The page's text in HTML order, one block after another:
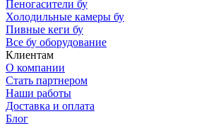
Пеногасители бу
Холодильные камеры бу
Пивные кеги бу
Все бу оборудование
Клиентам
О компании
Стать партнером
Наши работы
Доставка и оплата
Блог